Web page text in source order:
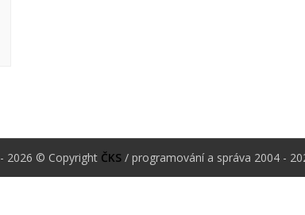
2026 © Copyright ČKS / programování a správa 2004 -